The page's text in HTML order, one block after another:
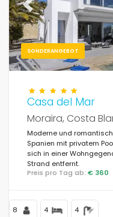
SONDERANGEBOT
Previous
Casa del Mar
Moraira, Costa
Moderne und
Spanien mit privatem
sich in einer
Strand entfernt.
Preis pro Tag ab: € 360
8 4 4